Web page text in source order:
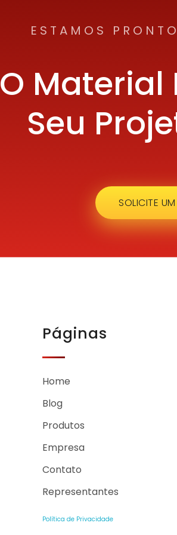
ESTAMOS
O Material
Seu
SOLICITE
Páginas
Home
Blog
Produtos
Empresa
Contato
Representantes
Política de Privacidade